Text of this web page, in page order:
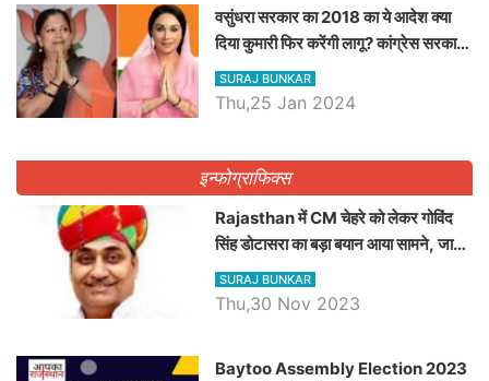
वसुंधरा सरकार का 2018 का ये आदेश क्या
दिया कुमारी फिर करेंगी लागू? कांग्रेस सरकार
ने किया था निरस्त
SURAJ BUNKAR
Thu,25 Jan 2024
इन्फोग्राफिक्स
Rajasthan में CM चेहरे को लेकर गोविंद
सिंह डोटासरा का बड़ा बयान आया सामने, जानें
विचार
SURAJ BUNKAR
Thu,30 Nov 2023
Baytoo Assembly Election 2023